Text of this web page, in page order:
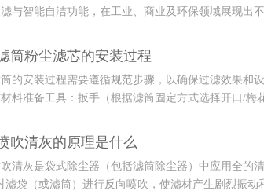
与智能自洁功能，在工业、商业及环保领域展现出
筒粉尘滤芯的安装过程
的安装过程需要遵循规范步骤，以确保过滤效果和
料准备工具：扳手（根据滤筒固定方式选择开口/
吹清灰的原理是什么
清灰是袋式除尘器（包括滤筒除尘器）中应用全的
滤袋（或滤筒）进行反向喷吹，使滤材产生剧烈振